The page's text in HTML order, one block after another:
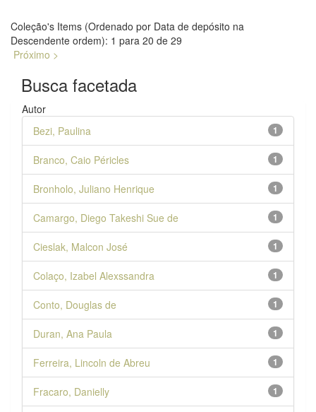
Coleção's Items (Ordenado por Data de depósito na
Descendente ordem): 1 para 20 de 29
Próximo >
Busca facetada
Autor
1
Bezi, Paulina
1
Branco, Caio Péricles
1
Bronholo, Juliano Henrique
1
Camargo, Diego Takeshi Sue de
1
Cieslak, Malcon José
1
Colaço, Izabel Alexssandra
1
Conto, Douglas de
1
Duran, Ana Paula
1
Ferreira, Lincoln de Abreu
1
Fracaro, Danielly